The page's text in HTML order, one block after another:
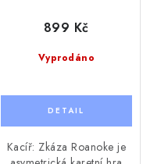
Vyprodáno
899 Kč
Kacíř: Zkáza Roanoke je